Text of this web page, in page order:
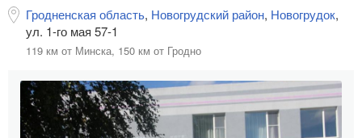
Гродненская область, Новогрудский район, Новогрудок,
ул. 1-го мая 57-1
119 км от Минска, 150 км от Гродно